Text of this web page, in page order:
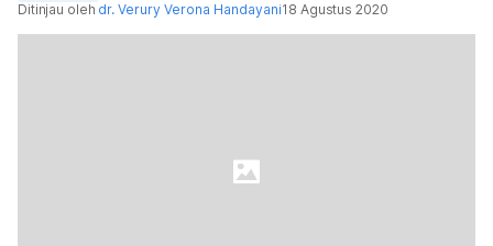
Ditinjau oleh dr. Verury Verona Handayani18 Agustus 2020